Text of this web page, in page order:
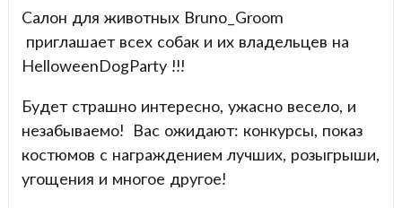
Салон для животных Bruno_Groom
приглашает всех собак и их владельцев на
HelloweenDogParty !!!
Будет страшно интересно, ужасно весело, и
незабываемо! Вас ожидают: конкурсы, показ
костюмов с награждением лучших, розыгрыши,
угощения и многое другое!